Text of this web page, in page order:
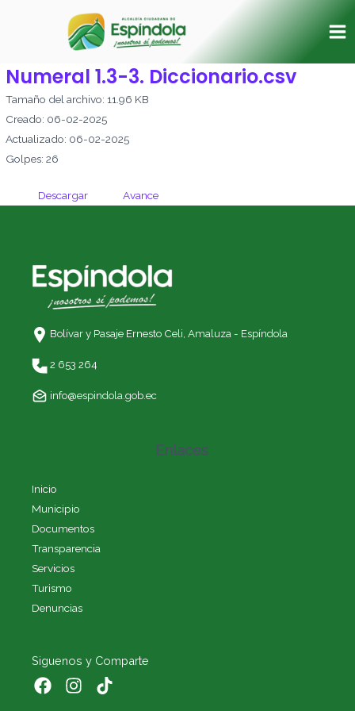
Numeral 1.3-3. Diccionario.csv
Tamaño del archivo: 11.96 KB
Creado: 06-02-2025
Actualizado: 06-02-2025
Golpes: 26
Descargar Avance
Bolívar y Pasaje Ernesto Celi, Amaluza - Espíndola
2 653 264
info@espindola.gob.ec
Enlaces
Inicio
Municipio
Documentos
Transparencia
Servicios
Turismo
Denuncias
Siguenos y Comparte